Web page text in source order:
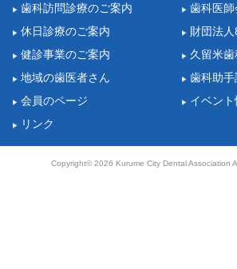
歯科訪問診療のご案内
歯科医
休日診療のご案内
財団法
健診事業のご案内
久留米
地域の歯医者さん
歯科助
会員のページ
イベント
リンク
Copyright© 2026 Kurume City Dental Association